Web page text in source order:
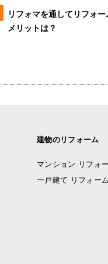
リフォマを通してリフォ
メリットは？
建物のリフォーム
マンション リフォ
一戸建て リフォーム